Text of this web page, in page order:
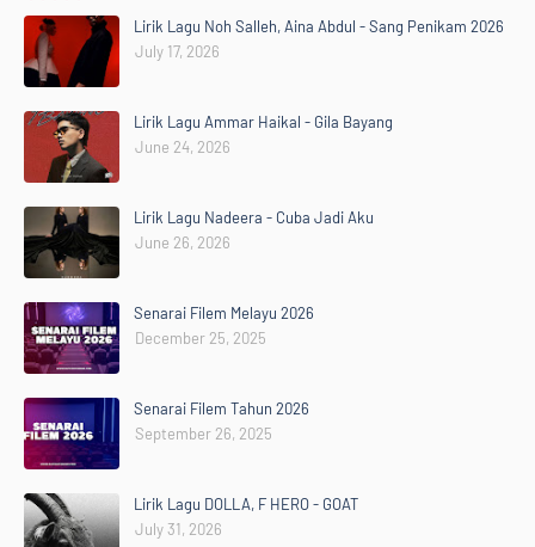
Lirik Lagu Noh Salleh, Aina Abdul - Sang Penikam 2026
July 17, 2026
Lirik Lagu Ammar Haikal - Gila Bayang
June 24, 2026
Lirik Lagu Nadeera - Cuba Jadi Aku
June 26, 2026
Senarai Filem Melayu 2026
December 25, 2025
Senarai Filem Tahun 2026
September 26, 2025
Lirik Lagu DOLLA, F HERO - GOAT
July 31, 2026